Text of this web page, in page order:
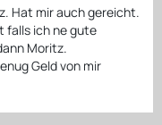
Hat mir auch gereicht.
falls ich ne gute
Moritz.
Geld von mir